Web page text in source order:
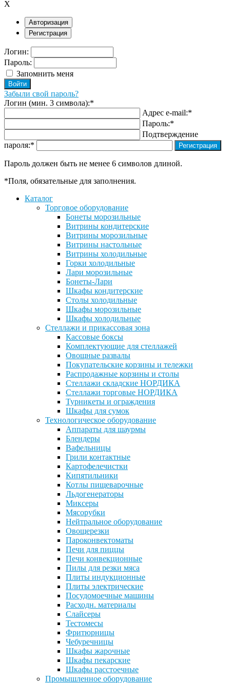
X
Авторизация
Регистрация
Логин:
Пароль:
Запомнить меня
Забыли свой пароль?
Логин (мин. 3 символа):*
Адрес e-mail:*
Пароль:*
Подтверждение
пароля:*
Пароль должен быть не менее 6 символов длиной.
*Поля, обязательные для заполнения.
Каталог
Торговое оборудование
Бонеты морозильные
Витрины кондитерские
Витрины морозильные
Витрины настольные
Витрины холодильные
Горки холодильные
Лари морозильные
Бонеты-Лари
Шкафы кондитерские
Столы холодильные
Шкафы морозильные
Шкафы холодильные
Стеллажи и прикассовая зона
Кассовые боксы
Комплектующие для стеллажей
Овощные развалы
Покупательские корзины и тележки
Распродажные корзины и столы
Стеллажи складские НОРДИКА
Стеллажи торговые НОРДИКА
Турникеты и ограждения
Шкафы для сумок
Технологическое оборудование
Аппараты для шаурмы
Блендеры
Вафельницы
Грили контактные
Картофелечистки
Кипятильники
Котлы пищеварочные
Льдогенераторы
Миксеры
Мясорубки
Нейтральное оборудование
Овощерезки
Пароконвектоматы
Печи для пиццы
Печи конвекционные
Пилы для резки мяса
Плиты индукционные
Плиты электрические
Посудомоечные машины
Расходн. материалы
Слайсеры
Тестомесы
Фритюрницы
Чебуречницы
Шкафы жарочные
Шкафы пекарские
Шкафы расстоечные
Промышленное оборудование